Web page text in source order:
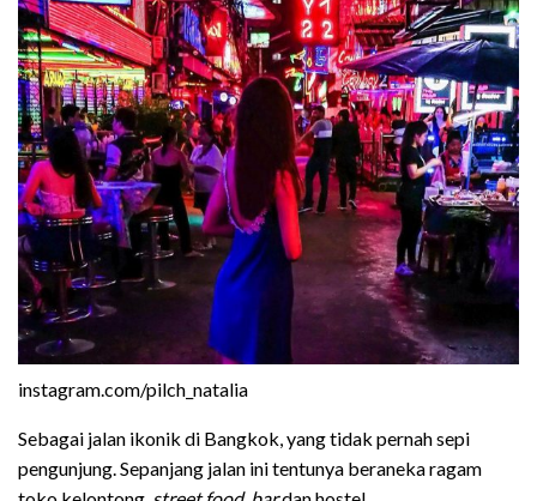
instagram.com/pilch_natalia
Sebagai jalan ikonik di Bangkok, yang tidak pernah sepi
pengunjung. Sepanjang jalan ini tentunya beraneka ragam